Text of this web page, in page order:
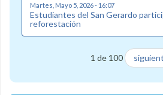
Martes, Mayo 5, 2026 - 16:07
Estudiantes del San Gerardo
reforestación
1 de 100